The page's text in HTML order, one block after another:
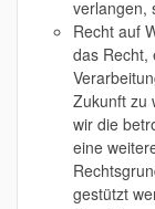
verlangen,
Recht auf
das Recht,
Zukunft zu
wir die
eine
gestützt